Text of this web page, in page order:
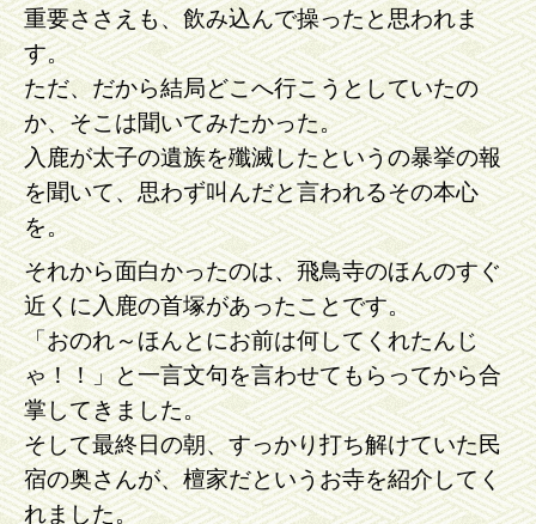
重要ささえも、飲み込んで操ったと思われま
す。
ただ、だから結局どこへ行こうとしていたの
か、そこは聞いてみたかった。
入鹿が太子の遺族を殲滅したというの暴挙の報
を聞いて、思わず叫んだと言われるその本心
を。
それから面白かったのは、飛鳥寺のほんのすぐ
近くに入鹿の首塚があったことです。
「おのれ～ほんとにお前は何してくれたんじ
ゃ！！」と一言文句を言わせてもらってから合
掌してきました。
そして最終日の朝、すっかり打ち解けていた民
宿の奥さんが、檀家だというお寺を紹介してく
れました。